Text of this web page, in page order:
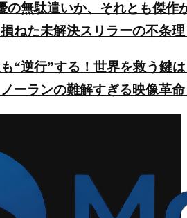
の無駄遣いか、それとも傑
損ねた未解決スリラーの不条
も“逆行”する！世界を救う
ーランの難解すぎる映像革